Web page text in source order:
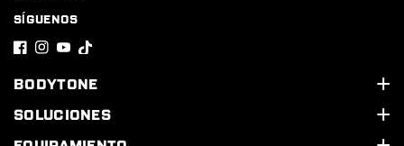
SÍGUENOS
F
a
c
I
n
s
o
u
T
i
k
BODYTONE
Quiénes somos
Soporte Técnico
SOLUCIONES
Nuestros servicios